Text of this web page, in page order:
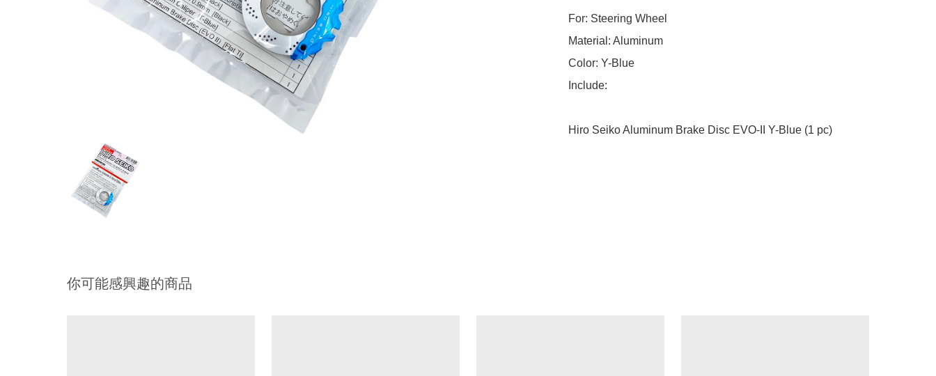
For: Steering Wheel
Material: Aluminum
Color: Y-Blue
Include:
Hiro Seiko Aluminum Brake Disc EVO-II Y-Blue (1 pc)
你可能感興趣的商品